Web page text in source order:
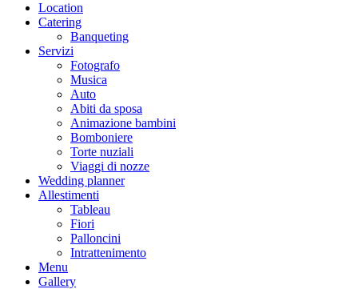
Location
Catering
Banqueting
Servizi
Fotografo
Musica
Auto
Abiti da sposa
Animazione bambini
Bomboniere
Torte nuziali
Viaggi di nozze
Wedding planner
Allestimenti
Tableau
Fiori
Palloncini
Intrattenimento
Menu
Gallery